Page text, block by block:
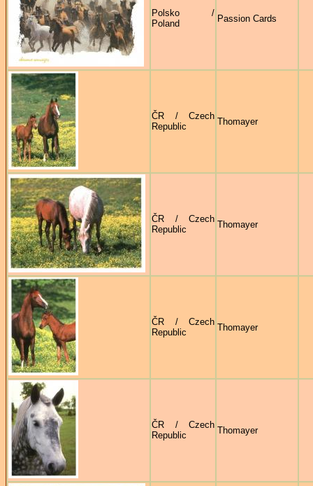
Polsko /
Poland
Passion Cards
ČR / Czech
Republic
Thomayer
ČR / Czech
Republic
Thomayer
ČR / Czech
Republic
Thomayer
ČR / Czech
Republic
Thomayer